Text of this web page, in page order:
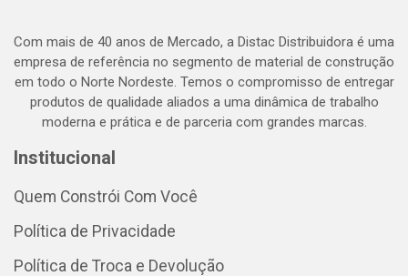
Com mais de 40 anos de Mercado, a Distac Distribuidora é uma
empresa de referência no segmento de material de construção
em todo o Norte Nordeste. Temos o compromisso de entregar
produtos de qualidade aliados a uma dinâmica de trabalho
moderna e prática e de parceria com grandes marcas.
Institucional
Quem Constrói Com Você
Política de Privacidade
Política de Troca e Devolução